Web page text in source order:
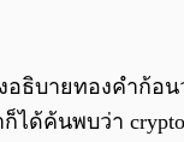
อธิบายทองคำก้
ด้ค้นพบว่า